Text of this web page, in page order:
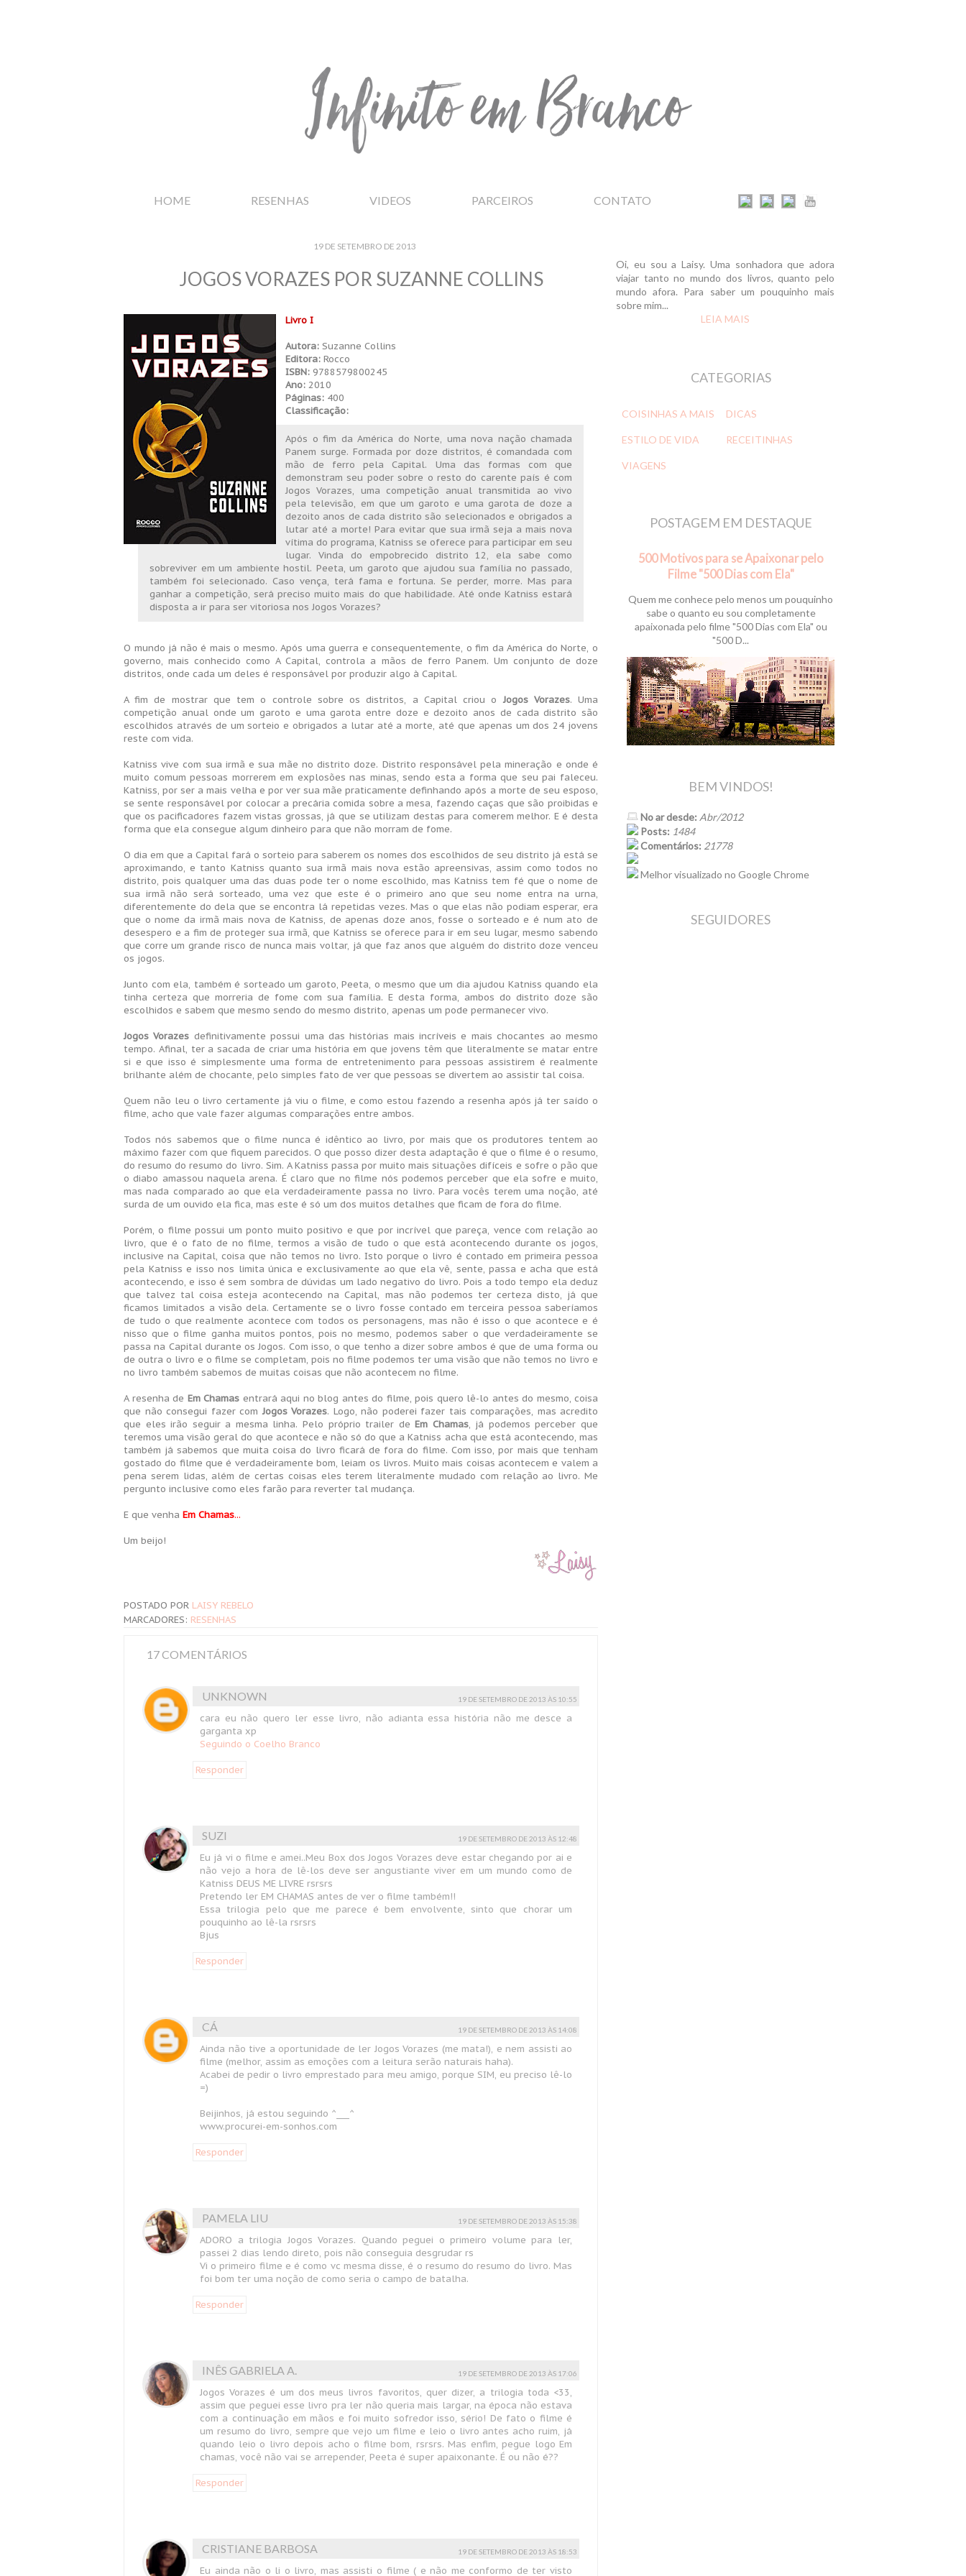
HOME RESENHAS VIDEOS PARCEIROS CONTATO
19 DE SETEMBRO DE 2013
JOGOS VORAZES POR SUZANNE COLLINS
Livro I
Autora: Suzanne Collins
Editora: Rocco
ISBN: 9788579800245
Ano: 2010
Páginas: 400
Classificação:
Após o fim da América do Norte, uma nova nação chamada
Panem surge. Formada por doze distritos, é comandada com
mão de ferro pela Capital. Uma das formas com que
demonstram seu poder sobre o resto do carente país é com
Jogos Vorazes, uma competição anual transmitida ao vivo
pela televisão, em que um garoto e uma garota de doze a
dezoito anos de cada distrito são selecionados e obrigados a
lutar até a morte! Para evitar que sua irmã seja a mais nova
vítima do programa, Katniss se oferece para participar em seu
lugar. Vinda do empobrecido distrito 12, ela sabe como
sobreviver em um ambiente hostil. Peeta, um garoto que ajudou sua família no passado,
também foi selecionado. Caso vença, terá fama e fortuna. Se perder, morre. Mas para
ganhar a competição, será preciso muito mais do que habilidade. Até onde Katniss estará
disposta a ir para ser vitoriosa nos Jogos Vorazes?
O mundo já não é mais o mesmo. Após uma guerra e consequentemente, o fim da América do Norte, o
governo, mais conhecido como A Capital, controla a mãos de ferro Panem. Um conjunto de doze
distritos, onde cada um deles é responsável por produzir algo à Capital.
A fim de mostrar que tem o controle sobre os distritos, a Capital criou oJogos Vorazes. Uma
competição anual onde um garoto e uma garota entre doze e dezoito anos de cada distrito são
escolhidos através de um sorteio e obrigados a lutar até a morte, até que apenas um dos 24 jovens
reste com vida.
Katniss vive com sua irmã e sua mãe no distrito doze. Distrito responsável pela mineração e onde é
muito comum pessoas morrerem em explosões nas minas, sendo esta a forma que seu pai faleceu.
Katniss, por ser a mais velha e por ver sua mãe praticamente definhando após a morte de seu esposo,
se sente responsável por colocar a precária comida sobre a mesa, fazendo caças que são proibidas e
que os pacificadores fazem vistas grossas, já que se utilizam destas para comerem melhor. E é desta
forma que ela consegue algum dinheiro para que não morram de fome.
O dia em que a Capital fará o sorteio para saberem os nomes dos escolhidos de seu distrito já está se
aproximando, e tanto Katniss quanto sua irmã mais nova estão apreensivas, assim como todos no
distrito, pois qualquer uma das duas pode ter o nome escolhido, mas Katniss tem fé que o nome de
sua irmã não será sorteado, uma vez que este é o primeiro ano que seu nome entra na urna,
diferentemente do dela que se encontra lá repetidas vezes. Mas o que elas não podiam esperar, era
que o nome da irmã mais nova de Katniss, de apenas doze anos, fosse o sorteado e é num ato de
desespero e a fim de proteger sua irmã, que Katniss se oferece para ir em seu lugar, mesmo sabendo
que corre um grande risco de nunca mais voltar, já que faz anos que alguém do distrito doze venceu
os jogos.
Junto com ela, também é sorteado um garoto, Peeta, o mesmo que um dia ajudou Katniss quando ela
tinha certeza que morreria de fome com sua família. E desta forma, ambos do distrito doze são
escolhidos e sabem que mesmo sendo do mesmo distrito, apenas um pode permanecer vivo.
Jogos Vorazes definitivamente possui uma das histórias mais incríveis e mais chocantes ao mesmo
tempo. Afinal, ter a sacada de criar uma história em que jovens têm que literalmente se matar entre
si e que isso é simplesmente uma forma de entretenimento para pessoas assistirem é realmente
brilhante além de chocante, pelo simples fato de ver que pessoas se divertem ao assistir tal coisa.
Quem não leu o livro certamente já viu o filme, e como estou fazendo a resenha após já ter saído o
filme, acho que vale fazer algumas comparações entre ambos.
Todos nós sabemos que o filme nunca é idêntico ao livro, por mais que os produtores tentem ao
máximo fazer com que fiquem parecidos. O que posso dizer desta adaptação é que o filme é o resumo,
do resumo do resumo do livro. Sim. A Katniss passa por muito mais situações difíceis e sofre o pão que
o diabo amassou naquela arena. É claro que no filme nós podemos perceber que ela sofre e muito,
mas nada comparado ao que ela verdadeiramente passa no livro. Para vocês terem uma noção, até
surda de um ouvido ela fica, mas este é só um dos muitos detalhes que ficam de fora do filme.
Porém, o filme possui um ponto muito positivo e que por incrível que pareça, vence com relação ao
livro, que é o fato de no filme, termos a visão de tudo o que está acontecendo durante os jogos,
inclusive na Capital, coisa que não temos no livro. Isto porque o livro é contado em primeira pessoa
pela Katniss e isso nos limita única e exclusivamente ao que ela vê, sente, passa e acha que está
acontecendo, e isso é sem sombra de dúvidas um lado negativo do livro. Pois a todo tempo ela deduz
que talvez tal coisa esteja acontecendo na Capital, mas não podemos ter certeza disto, já que
ficamos limitados a visão dela. Certamente se o livro fosse contado em terceira pessoa saberíamos
de tudo o que realmente acontece com todos os personagens, mas não é isso o que acontece e é
nisso que o filme ganha muitos pontos, pois no mesmo, podemos saber o que verdadeiramente se
passa na Capital durante os Jogos. Com isso, o que tenho a dizer sobre ambos é que de uma forma ou
de outra o livro e o filme se completam, pois no filme podemos ter uma visão que não temos no livro e
no livro também sabemos de muitas coisas que não acontecem no filme.
A resenha de Em Chamas entrará aqui no blog antes do filme, pois quero lê-lo antes do mesmo, coisa
que não consegui fazer comJogos Vorazes. Logo, não poderei fazer tais comparações, mas acredito
que eles irão seguir a mesma linha. Pelo próprio trailer deEm Chamas, já podemos perceber que
teremos uma visão geral do que acontece e não só do que a Katniss acha que está acontecendo, mas
também já sabemos que muita coisa do livro ficará de fora do filme. Com isso, por mais que tenham
gostado do filme que é verdadeiramente bom, leiam os livros. Muito mais coisas acontecem e valem a
pena serem lidas, além de certas coisas eles terem literalmente mudado com relação ao livro. Me
pergunto inclusive como eles farão para reverter tal mudança.
E que venha Em Chamas...
Um beijo!
POSTADO POR LAISY REBELO
MARCADORES: RESENHAS
17 COMENTÁRIOS
UNKNOWN 19 DE SETEMBRO DE 2013 ÀS 10:55
cara eu não quero ler esse livro, não adianta essa história não me desce a
garganta xp
Seguindo o Coelho Branco
Responder
SUZI 19 DE SETEMBRO DE 2013 ÀS 12:48
Eu já vi o filme e amei..Meu Box dos Jogos Vorazes deve estar chegando por ai e
não vejo a hora de lê-los deve ser angustiante viver em um mundo como de
Katniss DEUS ME LIVRE rsrsrs
Pretendo ler EM CHAMAS antes de ver o filme também!!
Essa trilogia pelo que me parece é bem envolvente, sinto que chorar um
pouquinho ao lê-la rsrsrs
Bjus
Responder
CÁ 19 DE SETEMBRO DE 2013 ÀS 14:08
Ainda não tive a oportunidade de ler Jogos Vorazes (me mata!), e nem assisti ao
filme (melhor, assim as emoções com a leitura serão naturais haha).
Acabei de pedir o livro emprestado para meu amigo, porque SIM, eu preciso lê-lo
=)
Beijinhos, já estou seguindo ^___^
www.procurei-em-sonhos.com
Responder
PAMELA LIU 19 DE SETEMBRO DE 2013 ÀS 15:38
ADORO a trilogia Jogos Vorazes. Quando peguei o primeiro volume para ler,
passei 2 dias lendo direto, pois não conseguia desgrudar rs
Vi o primeiro filme e é como vc mesma disse, é o resumo do resumo do livro. Mas
foi bom ter uma noção de como seria o campo de batalha.
Responder
INÊS GABRIELA A. 19 DE SETEMBRO DE 2013 ÀS 17:06
Jogos Vorazes é um dos meus livros favoritos, quer dizer, a trilogia toda <33,
assim que peguei esse livro pra ler não queria mais largar, na época não estava
com a continuação em mãos e foi muito sofredor isso, sério! De fato o filme é
um resumo do livro, sempre que vejo um filme e leio o livro antes acho ruim, já
quando leio o livro depois acho o filme bom, rsrsrs. Mas enfim, pegue logo Em
chamas, você não vai se arrepender, Peeta é super apaixonante. É ou não é??
Responder
CRISTIANE BARBOSA 19 DE SETEMBRO DE 2013 ÀS 18:53
Eu ainda não o li o livro, mas assisti o filme ( e não me conformo de ter visto
Oi, eu sou a Laisy. Uma sonhadora que adora
viajar tanto no mundo dos livros, quanto pelo
mundo afora. Para saber um pouquinho mais
sobre mim...
LEIA MAIS
CATEGORIAS
COISINHAS A MAIS DICAS
ESTILO DE VIDA RECEITINHAS
VIAGENS
POSTAGEM EM DESTAQUE
500 Motivos para se Apaixonar pelo
Filme "500 Dias com Ela"
Quem me conhece pelo menos um pouquinho
sabe o quanto eu sou completamente
apaixonada pelo filme "500 Dias com Ela" ou
"500 D...
BEM VINDOS!
No ar desde: Abr/2012
Posts: 1484
Comentários: 21778
Melhor visualizado no Google Chrome
SEGUIDORES